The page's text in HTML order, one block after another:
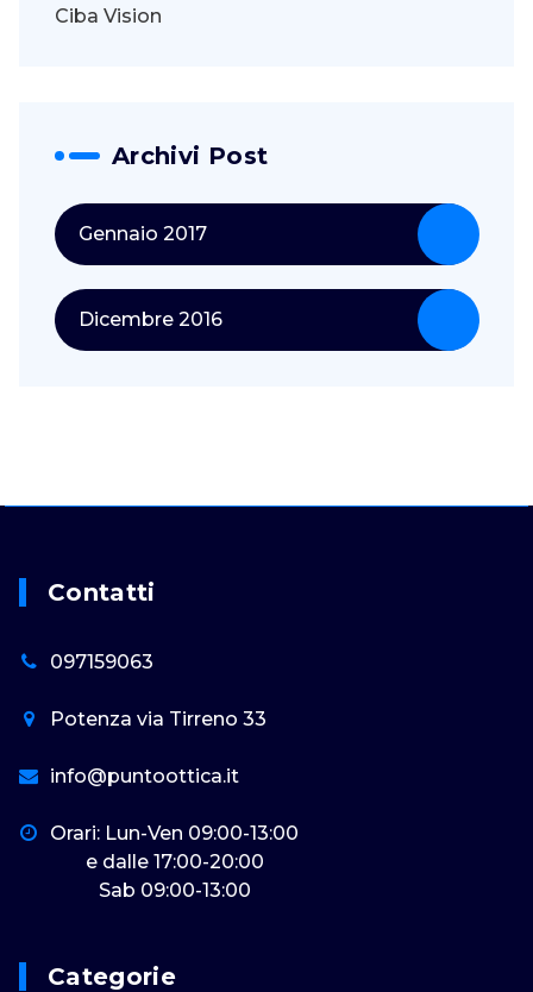
Ciba Vision
Archivi Post
Gennaio 2017
Dicembre 2016
Contatti
097159063
Potenza via Tirreno 33
info@puntoottica.it
Orari: Lun-Ven 09:00-13:00
e dalle 17:00-20:00
Sab 09:00-13:00
Categorie